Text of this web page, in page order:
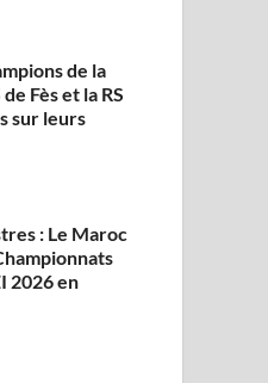
de la
Fès et la RS
sur leurs
: Le Maroc
2026 en